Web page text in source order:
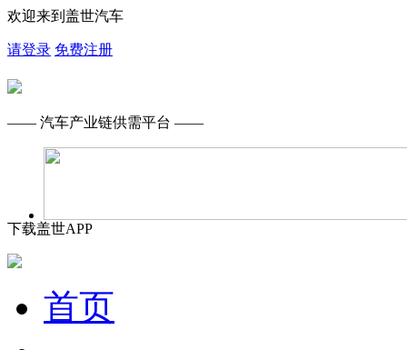
欢迎来到盖世汽车
请登录 免费注册
—— 汽车产业链供需平台 ——
下载盖世APP
首页